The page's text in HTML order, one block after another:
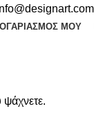
ΜΟΥ
ψάχνετε.